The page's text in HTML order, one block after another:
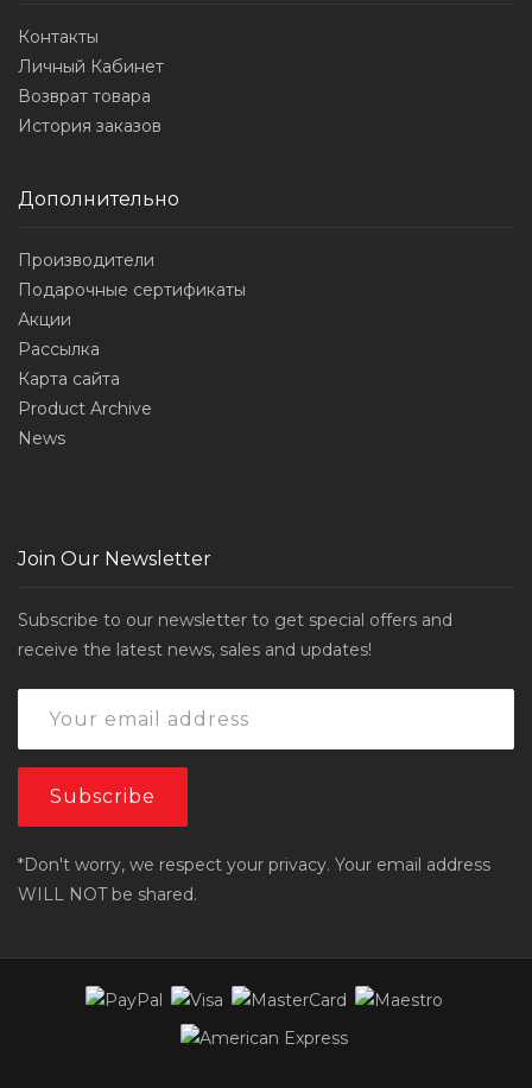
Контакты
Личный Кабинет
Возврат товара
История заказов
Дополнительно
Производители
Подарочные сертификаты
Акции
Рассылка
Карта сайта
Product Archive
News
Join Our Newsletter
Subscribe to our newsletter to get special offers and
receive the latest news, sales and updates!
*Don't worry, we respect your privacy. Your email address
WILL NOT be shared.